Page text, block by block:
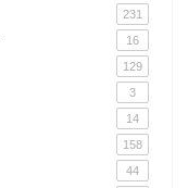
231
16
129
3
14
158
44